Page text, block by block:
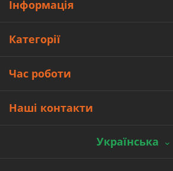
Інформація
Категорії
Час роботи
Наші контакти
Українська